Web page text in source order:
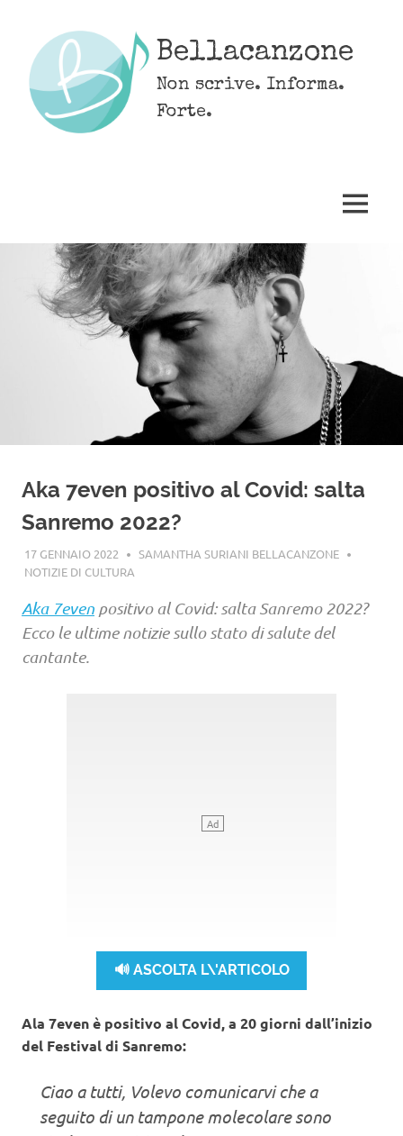
content
Bellacanzone
Non scrive. Informa.
Forte.
MENU
Aka 7even positivo al Covid: salta
Sanremo 2022?
17 GENNAIO 2022
SAMANTHA SURIANI BELLACANZONE
NOTIZIE DI CULTURA
Aka 7even positivo al Covid: salta Sanremo 2022?
Ecco le ultime notizie sullo stato di salute del
cantante.
🔊 ASCOLTA L\'ARTICOLO
Ala 7even è positivo al Covid, a 20 giorni dall’inizio
del Festival di Sanremo:
Ciao a tutti, Volevo comunicarvi che a
seguito di un tampone molecolare sono